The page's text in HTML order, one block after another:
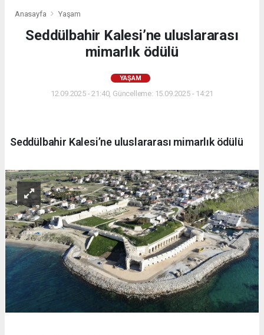
Anasayfa Yaşam
Seddülbahir Kalesi’ne uluslararası
mimarlık ödülü
YAŞAM
12.09.2025 - 21:40, Güncelleme: 15.09.2025 - 14:21
Seddülbahir Kalesi’ne uluslararası mimarlık ödülü